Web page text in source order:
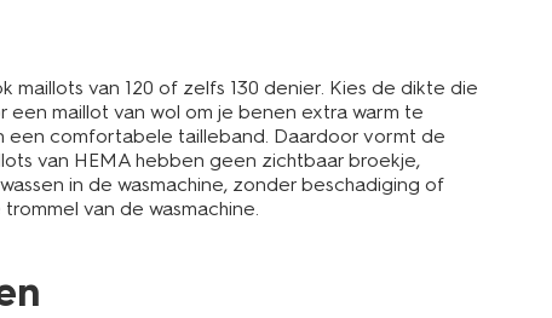
van 120 of zelfs 130 denier. Kies de dikte die
maillot van wol om je benen extra warm te
een comfortabele tailleband. Daardoor vormt de
van HEMA hebben geen zichtbaar broekje,
in de wasmachine, zonder beschadiging of
van de wasmachine.